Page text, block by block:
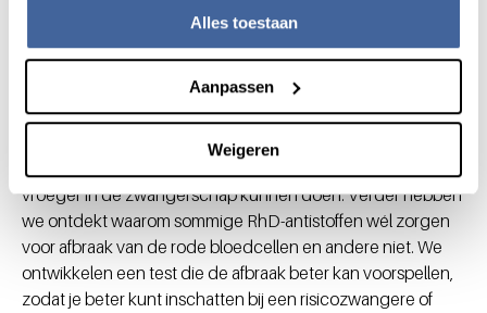
Alles toestaan
Aanpassen
Weigeren
Het onderzoek naar rhesusziekte is ook in Nederland nog
mensen van Afrikaanse afkomt het rhesusgen zich in de
evolutie iets anders heeft ontwikkeld. Daardoor kan de test
om het ongeboren kind te typeren minder goed bij hen
werken. We maken daarom nu een betere test. Ook
onderzoeken we of we de foetale rhesustypering al veel
vroeger in de zwangerschap kunnen doen. Verder hebben
we ontdekt waarom sommige RhD-antistoffen wél zorgen
voor afbraak van de rode bloedcellen en andere niet. We
ontwikkelen een test die de afbraak beter kan voorspellen,
zodat je beter kunt inschatten bij een risicozwangere of